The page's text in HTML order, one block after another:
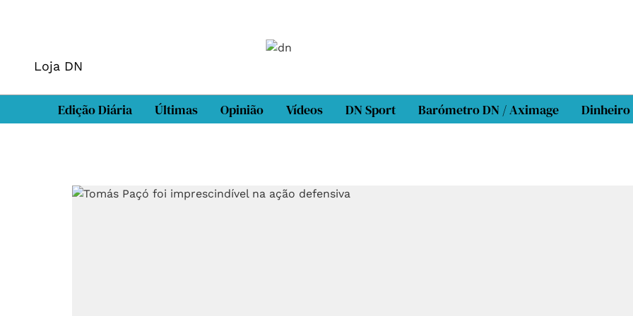
Loja DN
Edição Diária Últimas Opinião Vídeos DN Sport Barómetro DN / Aximage Dinheiro